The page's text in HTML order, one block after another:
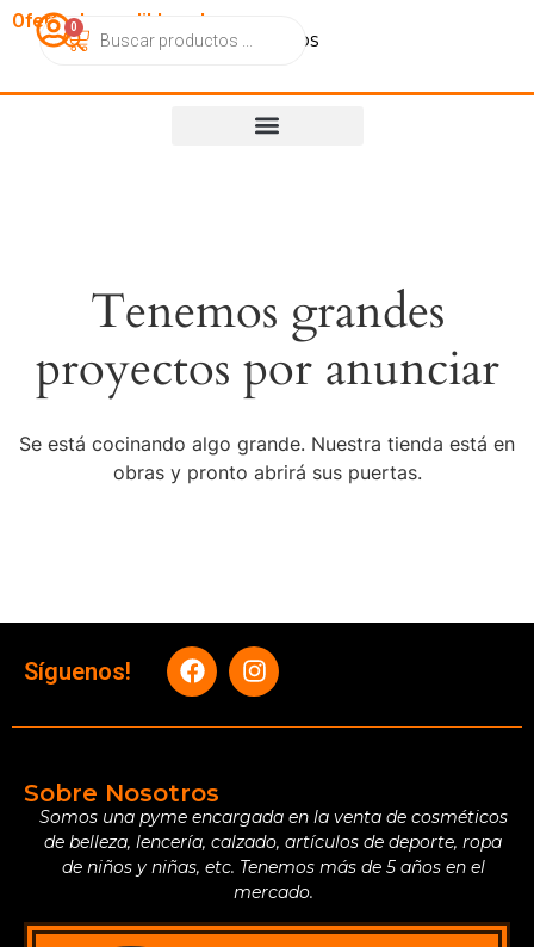
OfertasImperdibles.cl
CatálogoContactoNosotros
0
Tenemos grandes
proyectos por anunciar
Se está cocinando algo grande. Nuestra tienda está en
obras y pronto abrirá sus puertas.
Síguenos!
Sobre Nosotros
Somos una pyme encargada en la venta de cosméticos
de belleza, lencería, calzado, artículos de deporte, ropa
de niños y niñas, etc. Tenemos más de 5 años en el
mercado.